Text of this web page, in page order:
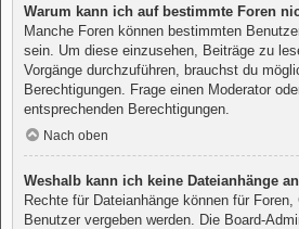
Warum kann ich auf bestimmte Foren
Manche Foren können bestimmten
sein. Um diese einzusehen, Beiträge zu
Vorgänge durchzuführen, brauchst du
Berechtigungen. Frage einen Moderator
entsprechenden Berechtigungen.
Nach oben
Weshalb kann ich keine Dateianhänge
Rechte für Dateianhänge können für
Benutzer vergeben werden. Die Board-